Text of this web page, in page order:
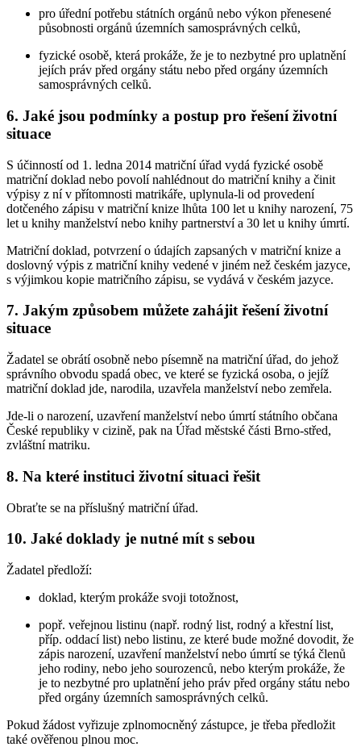
pro úřední potřebu státních orgánů nebo výkon přenesené
působnosti orgánů územních samosprávných celků,
fyzické osobě, která prokáže, že je to nezbytné pro uplatnění
jejích práv před orgány státu nebo před orgány územních
samosprávných celků.
6. Jaké jsou podmínky a postup pro řešení životní
situace
S účinností od 1. ledna 2014 matriční úřad vydá fyzické osobě
matriční doklad nebo povolí nahlédnout do matriční knihy a činit
výpisy z ní v přítomnosti matrikáře, uplynula-li od provedení
dotčeného zápisu v matriční knize lhůta 100 let u knihy narození, 75
let u knihy manželství nebo knihy partnerství a 30 let u knihy úmrtí.
Matriční doklad, potvrzení o údajích zapsaných v matriční knize a
doslovný výpis z matriční knihy vedené v jiném než českém jazyce,
s výjimkou kopie matričního zápisu, se vydává v českém jazyce.
7. Jakým způsobem můžete zahájit řešení životní
situace
Žadatel se obrátí osobně nebo písemně na matriční úřad, do jehož
správního obvodu spadá obec, ve které se fyzická osoba, o jejíž
matriční doklad jde, narodila, uzavřela manželství nebo zemřela.
Jde-li o narození, uzavření manželství nebo úmrtí státního občana
České republiky v cizině, pak na Úřad městské části Brno-střed,
zvláštní matriku.
8. Na které instituci životní situaci řešit
Obraťte se na příslušný matriční úřad.
10. Jaké doklady je nutné mít s sebou
Žadatel předloží:
doklad, kterým prokáže svoji totožnost,
popř. veřejnou listinu (např. rodný list, rodný a křestní list,
příp. oddací list) nebo listinu, ze které bude možné dovodit, že
zápis narození, uzavření manželství nebo úmrtí se týká členů
jeho rodiny, nebo jeho sourozenců, nebo kterým prokáže, že
je to nezbytné pro uplatnění jeho práv před orgány státu nebo
před orgány územních samosprávných celků.
Pokud žádost vyřizuje zplnomocněný zástupce, je třeba předložit
také ověřenou plnou moc.